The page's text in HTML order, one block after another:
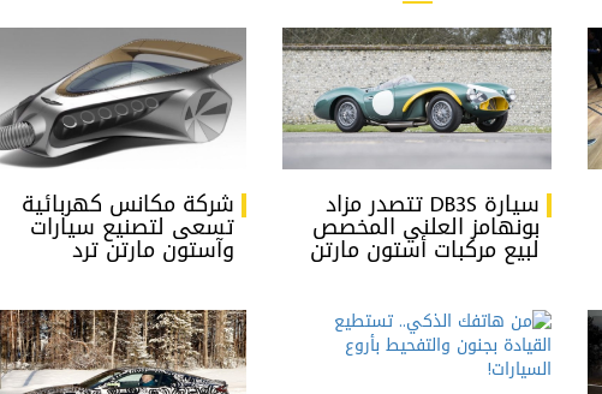
سيارة DB3S تتصدر مزاد
بونهامز العلني المخصص
لبيع مركبات أستون مارتن
شركة مكانس كهربائية
تسعى لتصنيع سيارات
وآستون مارتن ترد